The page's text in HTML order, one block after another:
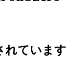
れています